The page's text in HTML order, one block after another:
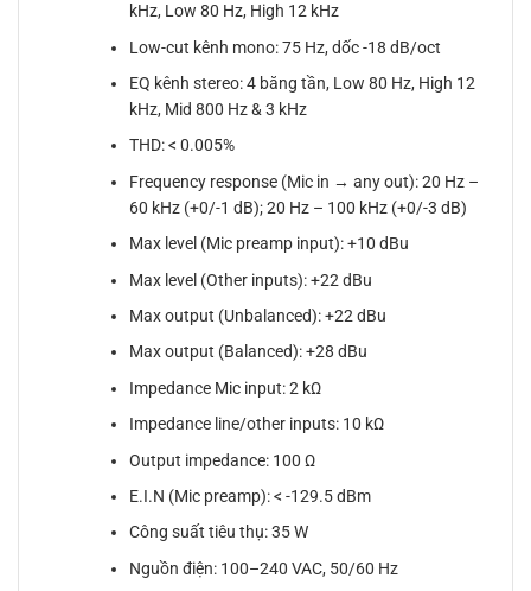
kHz, Low 80 Hz, High 12 kHz
Low-cut kênh mono: 75 Hz, dốc -18 dB/oct
EQ kênh stereo: 4 băng tần, Low 80 Hz, High 12
kHz, Mid 800 Hz & 3 kHz
THD: < 0.005%
Frequency response (Mic in → any out): 20 Hz –
60 kHz (+0/-1 dB); 20 Hz – 100 kHz (+0/-3 dB)
Max level (Mic preamp input): +10 dBu
Max level (Other inputs): +22 dBu
Max output (Unbalanced): +22 dBu
Max output (Balanced): +28 dBu
Impedance Mic input: 2 kΩ
Impedance line/other inputs: 10 kΩ
Output impedance: 100 Ω
E.I.N (Mic preamp): < -129.5 dBm
Công suất tiêu thụ: 35 W
Nguồn điện: 100–240 VAC, 50/60 Hz